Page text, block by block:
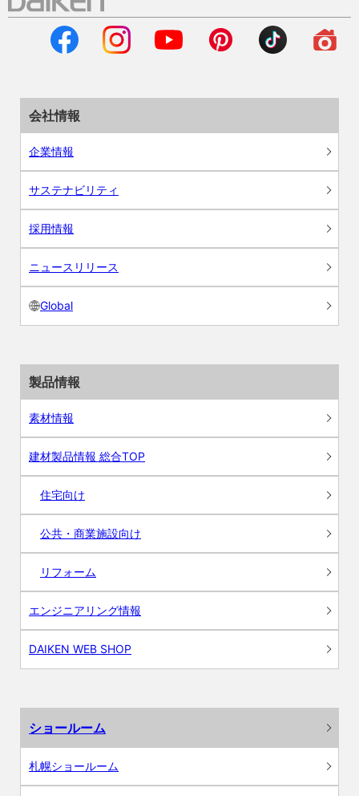
会社情報
企業情報
サステナビリティ
採用情報
ニュースリリース
Global
製品情報
素材情報
建材製品情報 総合TOP
住宅向け
公共・商業施設向け
リフォーム
エンジニアリング情報
DAIKEN WEB SHOP
ショールーム
札幌ショールーム